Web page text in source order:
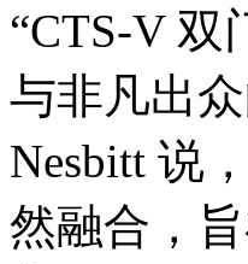
“CTS-V
与非凡出
Nesbitt 说
然融合，